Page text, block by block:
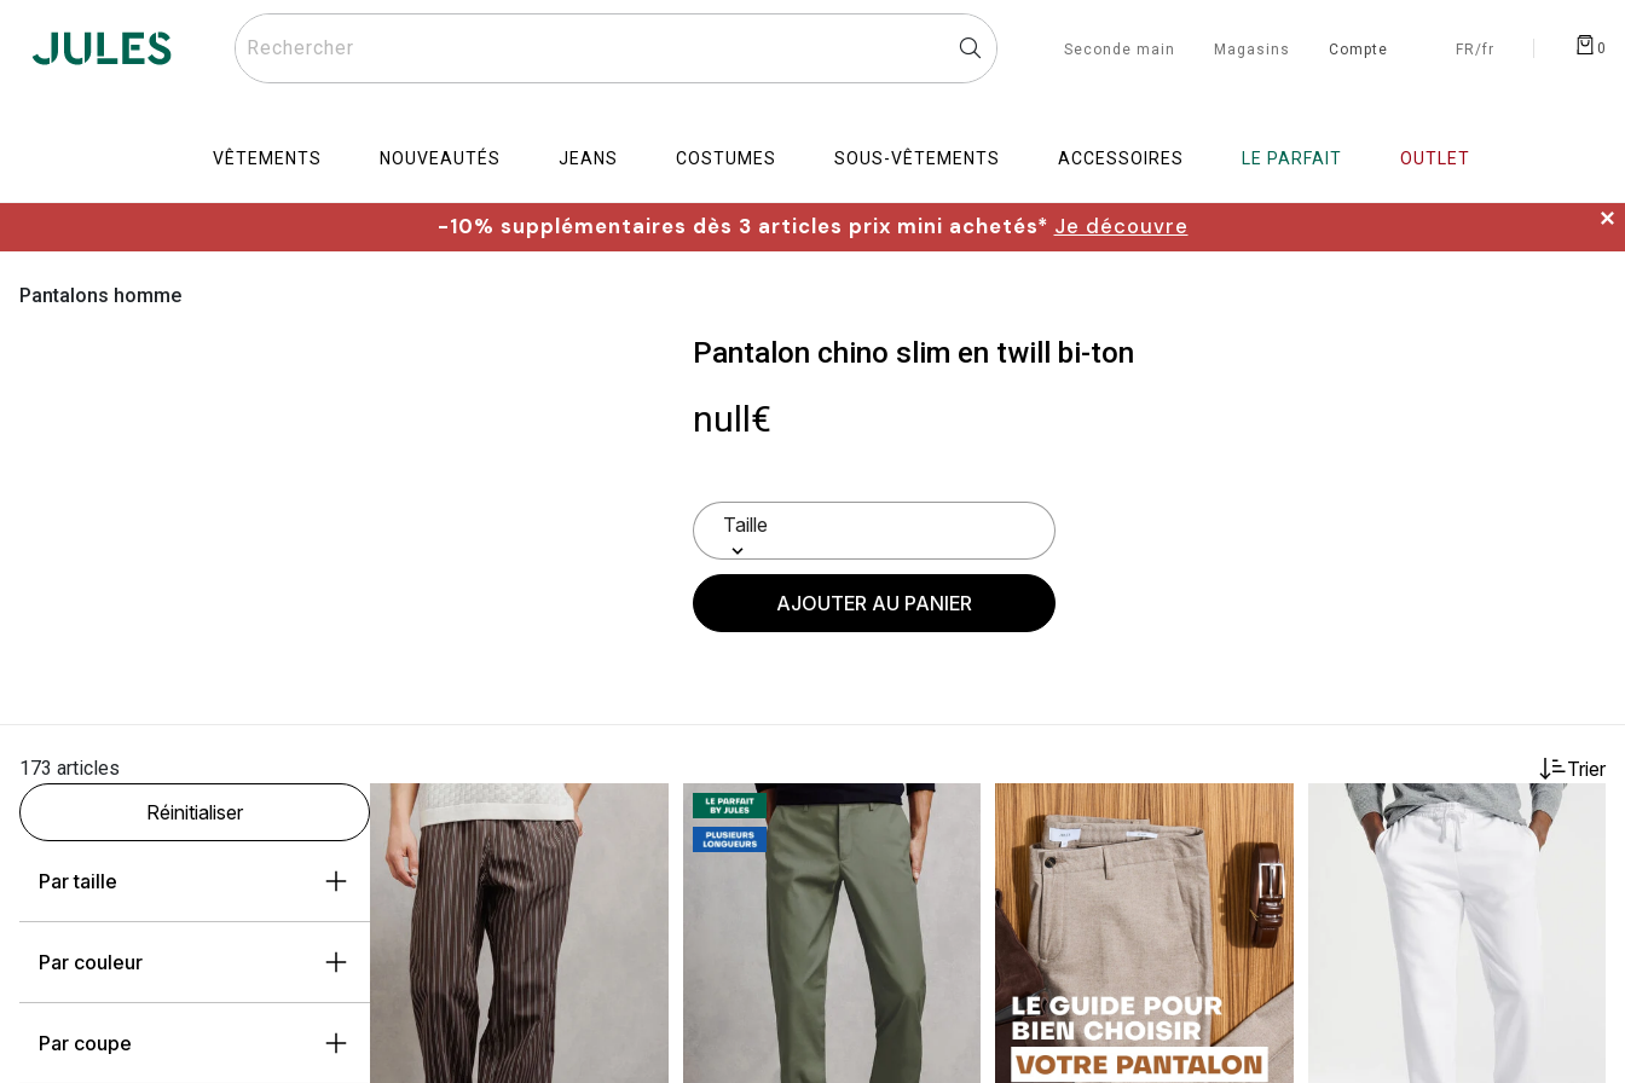
Rechercher Seconde main Magasins Compte FR/fr 0
VÊTEMENTS NOUVEAUTÉS JEANS COSTUMES SOUS-VÊTEMENTS ACCESSOIRES LE PARFAIT OUTLET
-10% supplémentaires dès 3 articles prix mini achetés* Je découvre ✕
Pantalons homme
Pantalon chino slim en twill bi-ton
null€
AJOUTER AU PANIER
173 articles
Trier
Réinitialiser
Par taille
Par couleur
Par coupe